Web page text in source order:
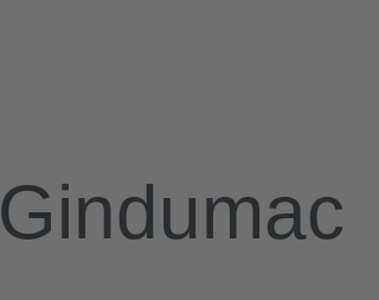
Gindumac